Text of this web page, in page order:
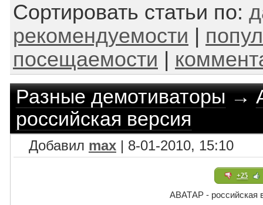
Сортировать статьи по:
рекомендуемости
посещаемости
Разные демотиваторы→
российская версия
Добавил max | 8-01-2010, 15:10
+25
АВАТАР - российская